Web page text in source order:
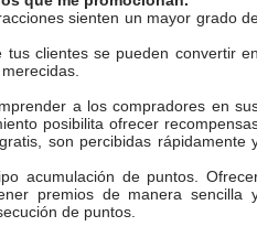
sienten un mayor grado
clientes se pueden convertir en
a los compradores en
posibilita ofrecer
son percibidas rápidamente
acumulación de puntos.
premios de manera sencilla
de puntos.